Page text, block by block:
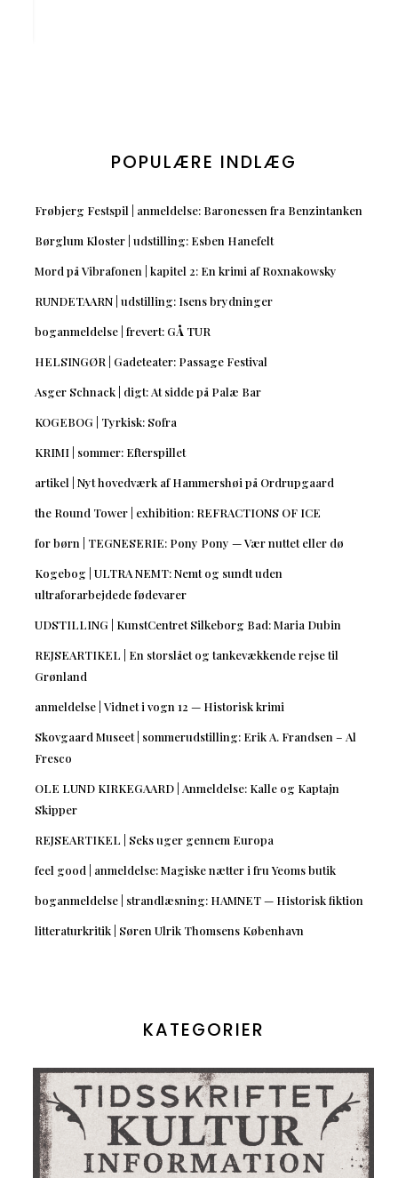
POPULÆRE INDLÆG
Frøbjerg Festspil | anmeldelse: Baronessen fra Benzintanken
Børglum Kloster | udstilling: Esben Hanefelt
Mord på Vibrafonen | kapitel 2: En krimi af Roxnakowsky
RUNDETAARN | udstilling: Isens brydninger
boganmeldelse | frevert: GÅ TUR
HELSINGØR | Gadeteater: Passage Festival
Asger Schnack | digt: At sidde på Palæ Bar
KOGEBOG | Tyrkisk: Sofra
KRIMI | sommer: Efterspillet
artikel | Nyt hovedværk af Hammershøi på Ordrupgaard
the Round Tower | exhibition: REFRACTIONS OF ICE
for børn | TEGNESERIE: Pony Pony — Vær nuttet eller dø
Kogebog | ULTRA NEMT: Nemt og sundt uden
ultraforarbejdede fødevarer
UDSTILLING | KunstCentret Silkeborg Bad: Maria Dubin
REJSEARTIKEL | En storslået og tankevækkende rejse til
Grønland
anmeldelse | Vidnet i vogn 12 — Historisk krimi
Skovgaard Museet | sommerudstilling: Erik A. Frandsen – Al
Fresco
OLE LUND KIRKEGAARD | Anmeldelse: Kalle og Kaptajn
Skipper
REJSEARTIKEL | Seks uger gennem Europa
feel good | anmeldelse: Magiske nætter i fru Yeoms butik
boganmeldelse | strandlæsning: HAMNET — Historisk fiktion
litteraturkritik | Søren Ulrik Thomsens København
KATEGORIER